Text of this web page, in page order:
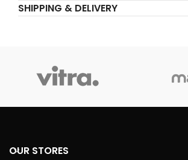
SHIPPING & DELIVERY
OUR STORES